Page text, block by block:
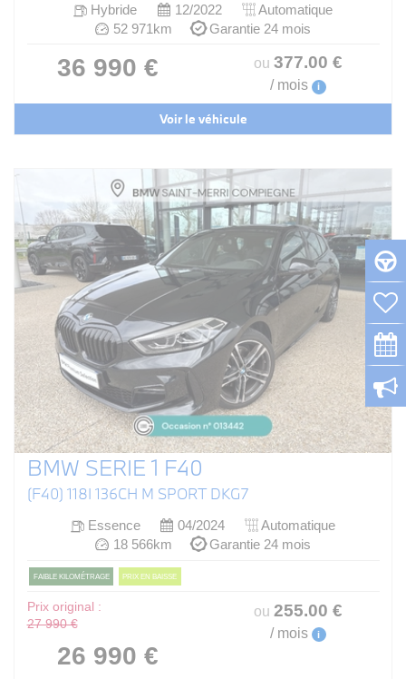
Hybride 12/2022
Automatique
52 971km
Garantie 24 mois
36 990 € ou 377.00 €
/ mois i
Voir le véhicule
BMW SERIE 1 F40
(F40) 118I 136CH M SPORT DKG7
Essence 04/2024
Automatique
18 566km
Garantie 24 mois
FAIBLE KILOMÉTRAGE PRIX EN BAISSE
Prix original :
27 990 €
26 990 €
ou 255.00 €
/ mois i